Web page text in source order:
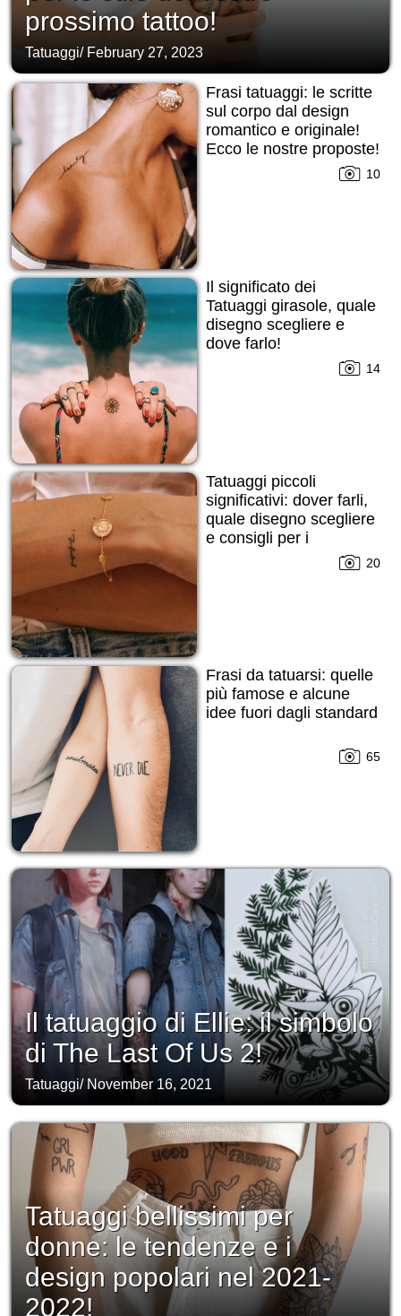
prossimo tattoo!
Tatuaggi/ February 27, 2023
Frasi tatuaggi: le scritte
sul corpo dal design
romantico e originale!
Ecco le nostre proposte!
10
Il significato dei
Tatuaggi girasole, quale
disegno scegliere e
dove farlo!
14
Tatuaggi piccoli
significativi: dover farli,
quale disegno scegliere
e consigli per i
20
Frasi da tatuarsi: quelle
più famose e alcune
idee fuori dagli standard
65
Il tatuaggio di Ellie: il simbolo
di The Last Of Us 2!
Tatuaggi/ November 16, 2021
Tatuaggi bellissimi per
donne: le tendenze e i
design popolari nel 2021-
2022!